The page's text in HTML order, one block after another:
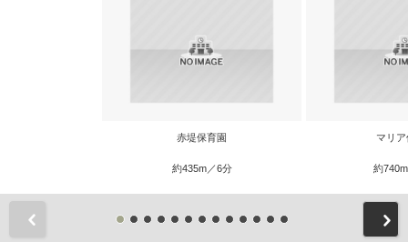
赤堤保育園
約435m／6分
マリ
約